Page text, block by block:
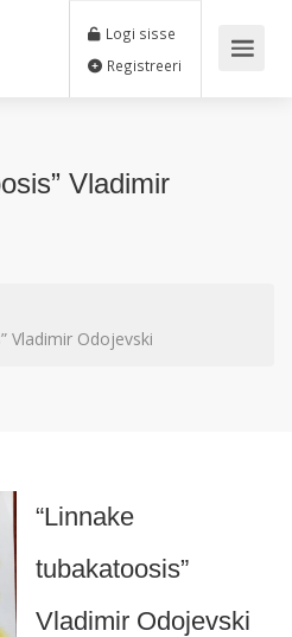
Logi sisse
Registreeri
Vladimir
Vladimir Odojevski
“Linnake
tubakatoosis”
Vladimir Odojevski